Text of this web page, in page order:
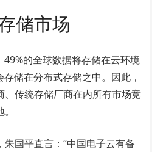
储市场
的全球数据将存储在云环境
储在分布式存储之中。因此，
、传统存储厂商在内所有市场竞
国平直言：“中国电子云有备